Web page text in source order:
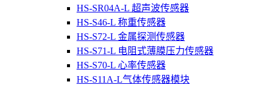
HS-SR04A-L 超声波传感器
HS-S46-L 称重传感器
HS-S72-L 金属探测传感器
HS-S71-L 电阻式薄膜压力传感器
HS-S70-L 心率传感器
HS-S11A-L气体传感器模块